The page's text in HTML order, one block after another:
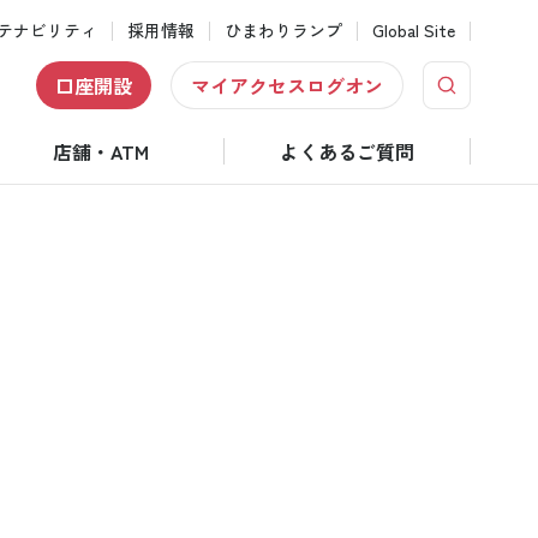
ナビリティ 採用情報 ひまわりランプ Global Site
口座開設 マイアクセスログオン
店舗・ATM よくあるご質問